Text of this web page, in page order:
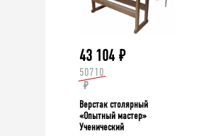
43 104 ₽
50710
₽
Верстак столярный
«Опытный мастер»
Ученический